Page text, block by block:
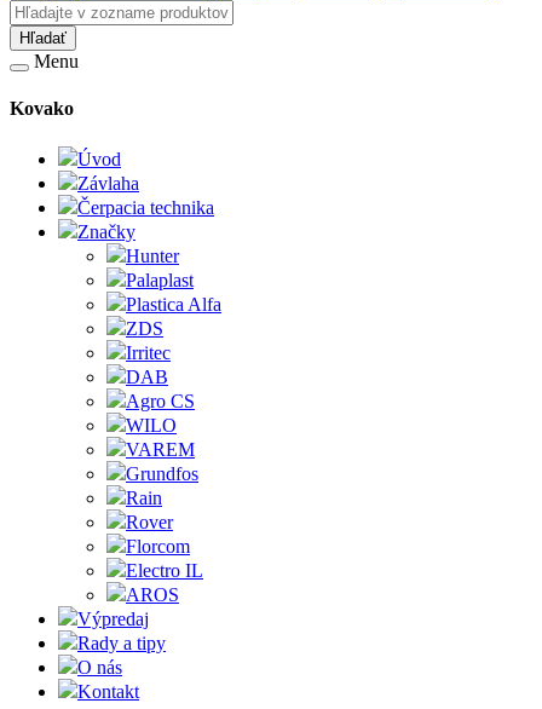
Hľadať
Menu
Kovako
Úvod
Závlaha
Čerpacia technika
Značky
Hunter
Palaplast
Plastica Alfa
ZDS
Irritec
DAB
Agro CS
WILO
VAREM
Grundfos
Rain
Rover
Florcom
Electro IL
AROS
Výpredaj
Rady a tipy
O nás
Kontakt